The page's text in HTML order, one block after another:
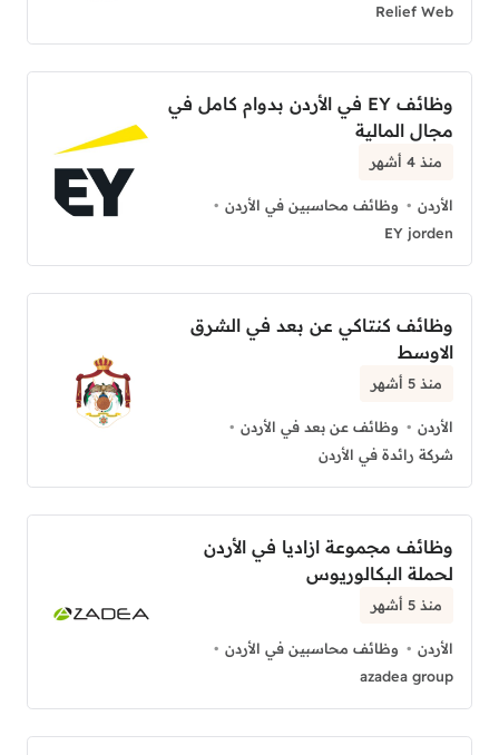
Relief Web
وظائف EY في الأردن بدوام كامل في
مجال المالية
منذ 4 أشهر
الأردن
وظائف محاسبين في الأردن
EY jorden
وظائف كنتاكي عن بعد في الشرق
الاوسط
منذ 5 أشهر
الأردن
وظائف عن بعد في الأردن
شركة رائدة في الأردن
وظائف مجموعة ازاديا في الأردن
لحملة البكالوريوس
منذ 5 أشهر
الأردن
وظائف محاسبين في الأردن
azadea group